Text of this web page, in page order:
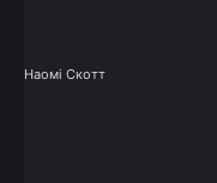
Наомі Скотт